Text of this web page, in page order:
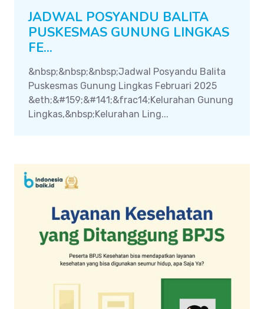
JADWAL POSYANDU BALITA
PUSKESMAS GUNUNG LINGKAS
FE...
&nbsp;&nbsp;&nbsp;Jadwal Posyandu Balita
Puskesmas Gunung Lingkas Februari 2025
&eth;&#159;&#141;&frac14;Kelurahan Gunung
Lingkas,&nbsp;Kelurahan Ling...